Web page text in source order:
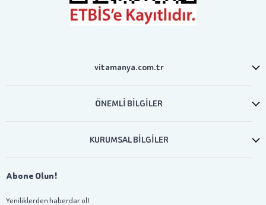
vitamanya.com.tr
ÖNEMLİ BİLGİLER
KURUMSAL BİLGİLER
Abone Olun!
Yeniliklerden haberdar ol!